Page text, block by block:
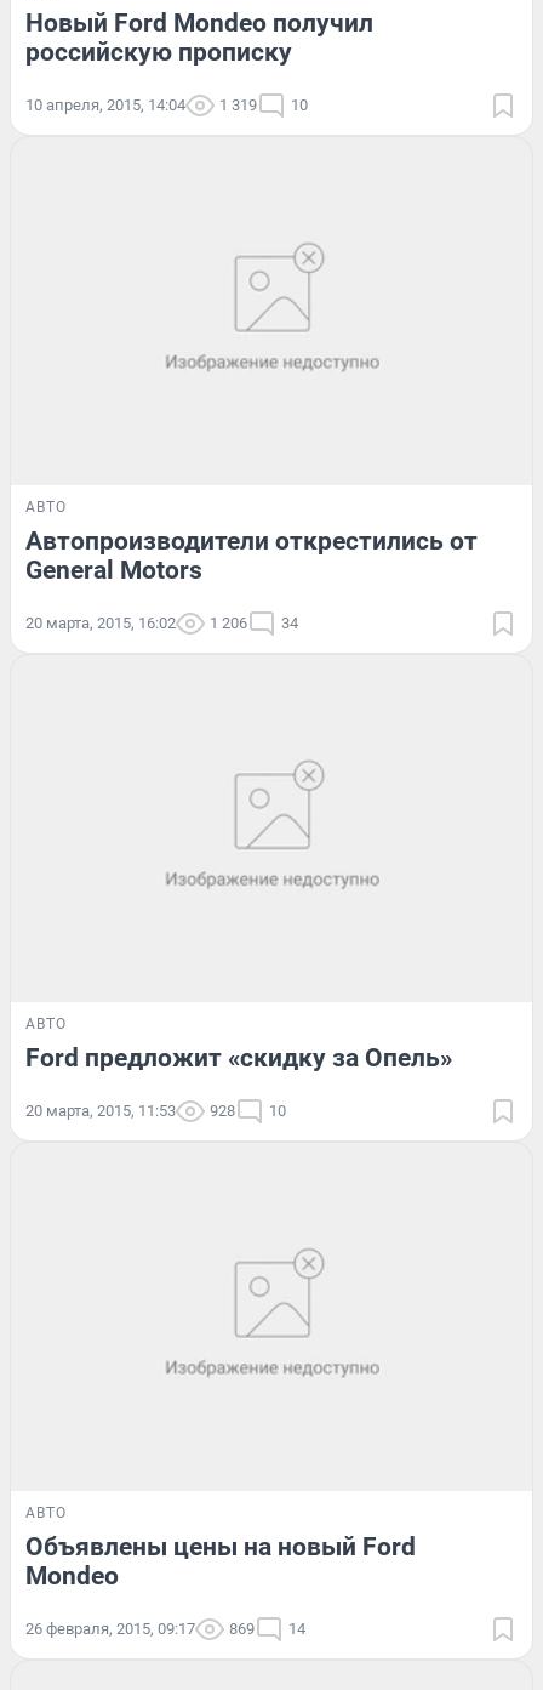
Новый Ford Mondeo получил
российскую прописку
10 апреля, 2015, 14:04 1 319 10
АВТО
Автопроизводители открестились от
General Motors
20 марта, 2015, 16:02 1 206 34
АВТО
Ford предложит «скидку за Опель»
20 марта, 2015, 11:53 928 10
АВТО
Объявлены цены на новый Ford
Mondeo
26 февраля, 2015, 09:17 869 14